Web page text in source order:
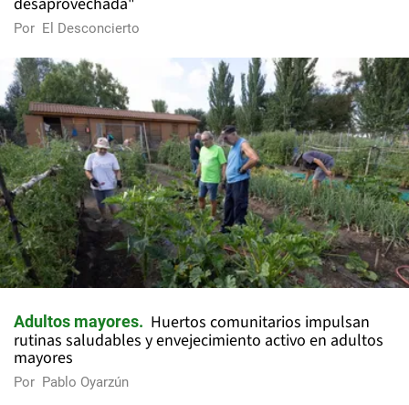
Por El Desconcierto
Adultos mayores
Huertos comunitarios impulsan
rutinas saludables y envejecimiento activo en adultos
mayores
Por Pablo Oyarzún